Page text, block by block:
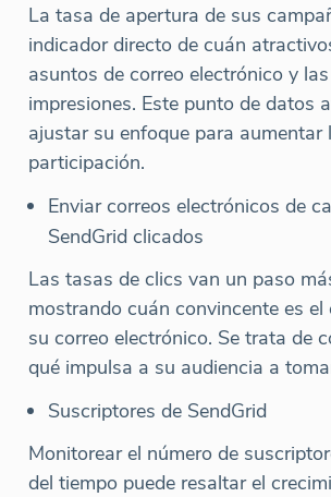
La tasa de apertura de sus
indicador directo de cuán
asuntos de correo electrónico y
impresiones. Este punto de datos
ajustar su enfoque para aumentar
participación.
Enviar correos electrónicos de
SendGrid clicados
Las tasas de clics van un paso
mostrando cuán convincente es el
su correo electrónico. Se trata de
qué impulsa a su audiencia a
Suscriptores de SendGrid
Monitorear el número de
del tiempo puede resaltar el